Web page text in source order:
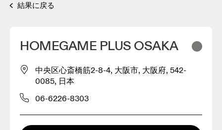
結果に戻る
HOMEGAME PLUS OSAKA
中央区心斎橋筋2-8-4, 大阪市, 大阪府, 542-
0085, 日本
06-6226-8303